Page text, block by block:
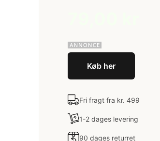
Køb her
Fri fragt fra kr. 499
1-2 dages levering
90 dages returret